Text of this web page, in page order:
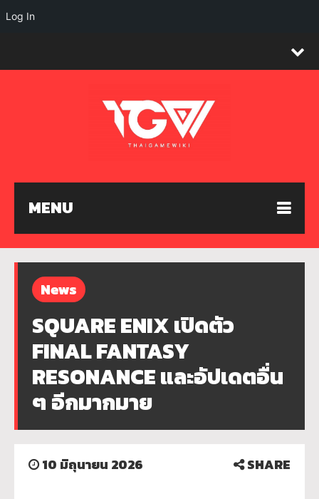
MENU
News
SQUARE ENIX เปิดตัว
FINAL FANTASY
RESONANCE และอัปเดตอื่น
ๆ อีกมากมาย
10 มิถุนายน 2026 SHARE
Log In